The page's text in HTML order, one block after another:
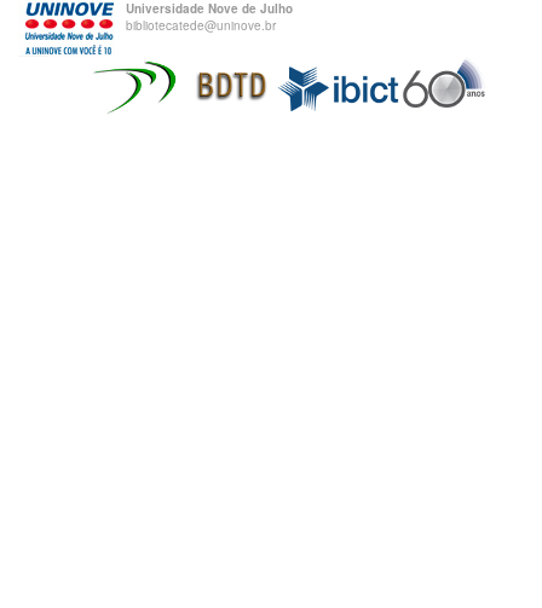
Universidade Nove de Julho
bibliotecatede@uninove.br